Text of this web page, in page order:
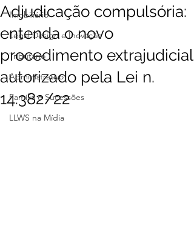
Imobiliário
Legal Design e Inovação
Tributário
Administrativo
Família e Sucessões
LLWS na Mídia
Adjudicação compulsória:
entenda o novo
procedimento extrajudicial
autorizado pela Lei n.
14.382/22